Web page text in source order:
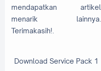
mendapatkan artikel
menarik lainnya.
Terimakasih!.
Download Service Pack 1